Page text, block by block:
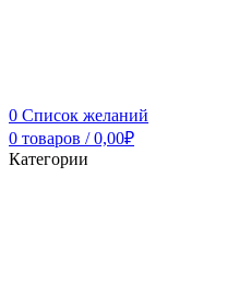
0 Список желаний
0 товаров / 0,00₽
Категории